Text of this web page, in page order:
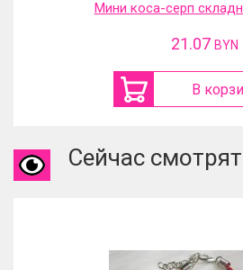
Мини коса-серп
21.07 BYN
В
Сейчас смотрят